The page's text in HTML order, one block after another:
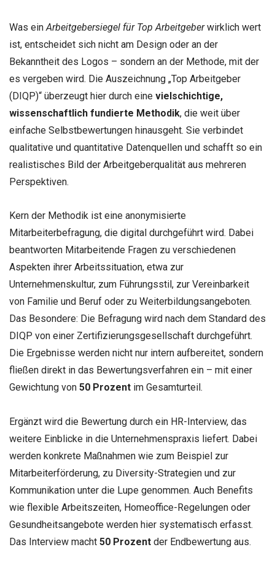
Was einArbeitgebersiegel für Top Arbeitgeberwirklich wert
ist, entscheidet sich nicht am Design oder an der
Bekanntheit des Logos – sondern an der Methode, mit der
es vergeben wird. Die Auszeichnung „Top Arbeitgeber
(DIQP)“ überzeugt hier durch eine vielschichtige,
wissenschaftlich fundierte Methodik, die weit über
einfache Selbstbewertungen hinausgeht. Sie verbindet
qualitative und quantitative Datenquellen und schafft so ein
realistisches Bild der Arbeitgeberqualität aus mehreren
Perspektiven.
Kern der Methodik ist eine anonymisierte
Mitarbeiterbefragung, die digital durchgeführt wird. Dabei
beantworten Mitarbeitende Fragen zu verschiedenen
Aspekten ihrer Arbeitssituation, etwa zur
Unternehmenskultur, zum Führungsstil, zur Vereinbarkeit
von Familie und Beruf oder zu Weiterbildungsangeboten.
Das Besondere: Die Befragung wird nach dem Standard des
DIQP von einer Zertifizierungsgesellschaft durchgeführt.
Die Ergebnisse werden nicht nur intern aufbereitet, sondern
fließen direkt in das Bewertungsverfahren ein – mit einer
Gewichtung von 50 Prozent im Gesamturteil.
Ergänzt wird die Bewertung durch ein HR-Interview, das
weitere Einblicke in die Unternehmenspraxis liefert. Dabei
werden konkrete Maßnahmen wie zum Beispiel zur
Mitarbeiterförderung, zu Diversity-Strategien und zur
Kommunikation unter die Lupe genommen. Auch Benefits
wie flexible Arbeitszeiten, Homeoffice-Regelungen oder
Gesundheitsangebote werden hier systematisch erfasst.
Das Interview macht 50 Prozent der Endbewertung aus.